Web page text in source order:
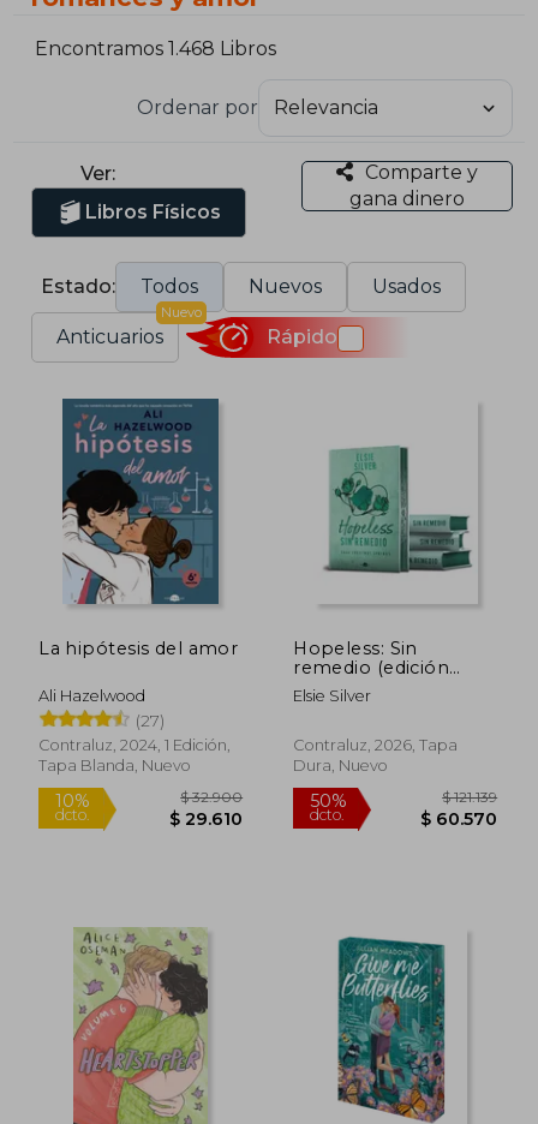
Encontramos 1.468 Libros
Ordenar por
Ver:
Libros Físicos
Comparte y
gana dinero
Estado: Todos Nuevos Usados
Anticuarios
Nuevo
Rápido
La hipótesis del amor
Ali Hazelwood
(27)
Contraluz, 2024, 1 Edición,
Tapa Blanda, Nuevo
10%
dcto.
$ 32.900
$ 29.610
Hopeless: Sin
remedio (edición
especial limitada)
Elsie Silver
Contraluz, 2026, Tapa
Dura, Nuevo
50%
dcto.